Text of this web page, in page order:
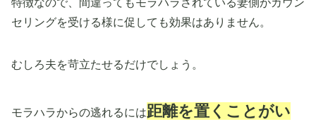
特徴なので、間違ってもモラハラされている妻側がカウン
セリングを受ける様に促しても効果はありません。
むしろ夫を苛立たせるだけでしょう。
モラハラからの逃れるには距離を置くことがい